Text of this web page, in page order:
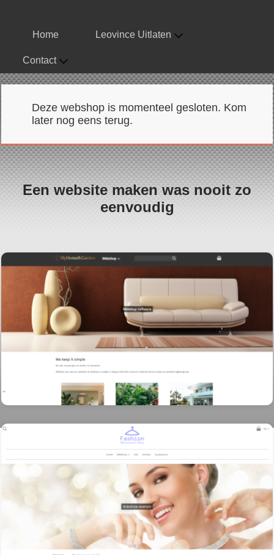
Home Leovince Uitlaten
Contact
Deze webshop is momenteel gesloten. Kom
later nog eens terug.
Een website maken was nooit zo
eenvoudig